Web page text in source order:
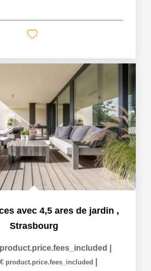
avec 4,5 ares de jardin ,
Strasbourg
product.price.fees_included
product.price.fees_included